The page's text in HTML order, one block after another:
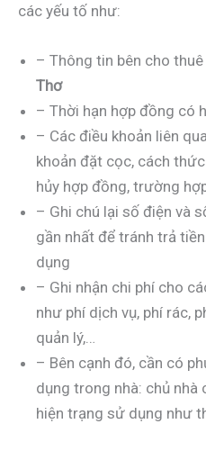
các yếu tố như:
– Thông tin bên cho thuê
Thơ
– Thời hạn hợp đồng có
– Các điều khoản liên
khoản đặt cọc, cách
hủy hợp đồng, trường
– Ghi chú lại số điện và
gần nhất để tránh trả
dụng
– Ghi nhận chi phí cho
như phí dịch vụ, phí rác,
quản lý,…
– Bên cạnh đó, cần có
dụng trong nhà: chủ nhà
hiện trạng sử dụng như